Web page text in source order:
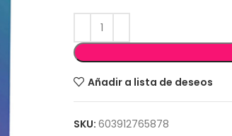
Añadir a lista de deseos
SKU: 603912765878